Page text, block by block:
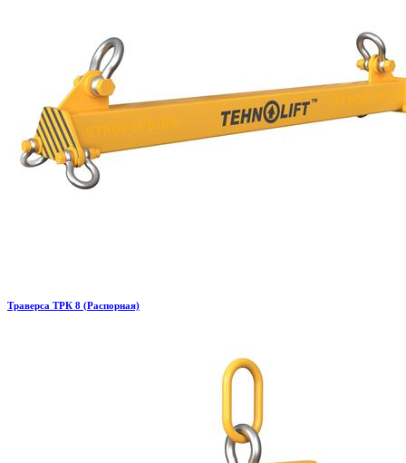
Траверса ТРК 8 (Распорная)